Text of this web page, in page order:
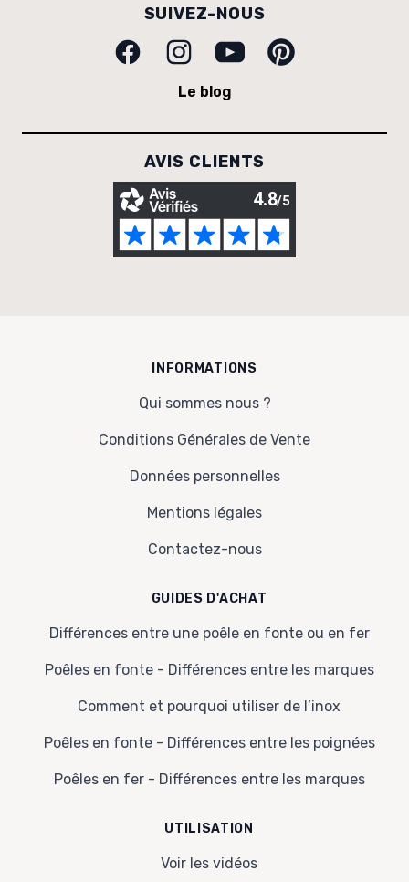
SUIVEZ-NOUS
FacebookInstagramYoutubePinterest
Le blog
AVIS CLIENTS
INFORMATIONS
Qui sommes nous ?
Conditions Générales de Vente
Données personnelles
Mentions légales
Contactez-nous
GUIDES D'ACHAT
Différences entre une poêle en fonte ou en fer
Poêles en fonte - Différences entre les marques
Comment et pourquoi utiliser de l’inox
Poêles en fonte - Différences entre les poignées
Poêles en fer - Différences entre les marques
UTILISATION
Voir les vidéos